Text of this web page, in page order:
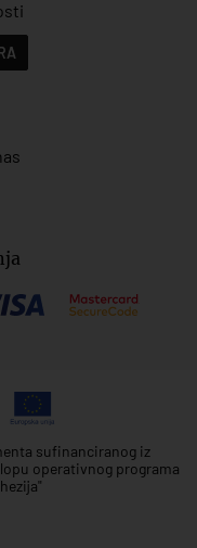
sufinanciranog iz
operativnog programa